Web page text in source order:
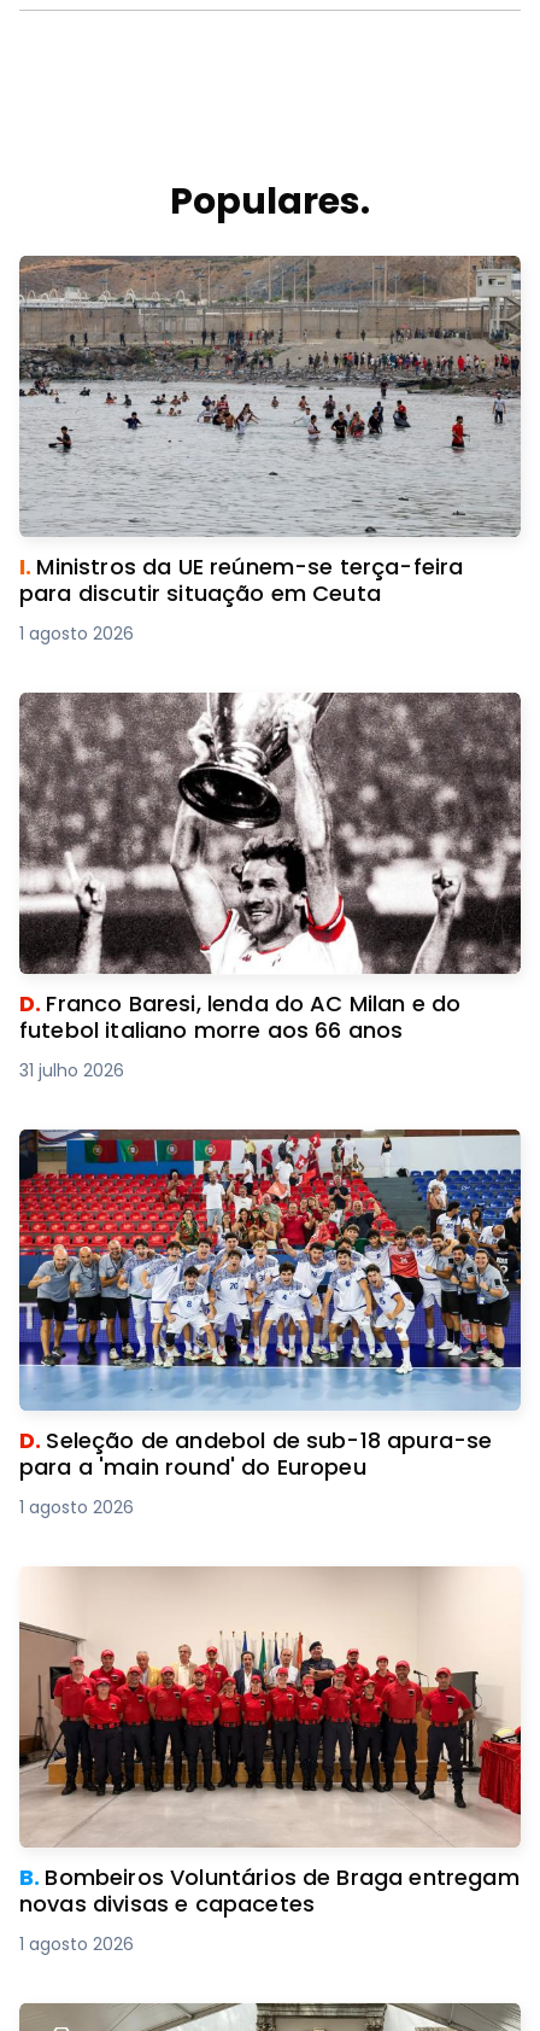
Populares.
I. Ministros da UE reúnem-se terça-feira
para discutir situação em Ceuta
1 agosto 2026
D. Franco Baresi, lenda do AC Milan e do
futebol italiano morre aos 66 anos
31 julho 2026
D. Seleção de andebol de sub-18 apura-se
para a 'main round' do Europeu
1 agosto 2026
B. Bombeiros Voluntários de Braga entregam
novas divisas e capacetes
1 agosto 2026